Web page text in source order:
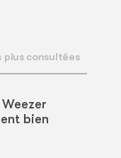
plus consultées
bien